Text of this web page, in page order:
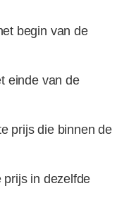
begin van de
einde van de
prijs die binnen de
prijs in dezelfde